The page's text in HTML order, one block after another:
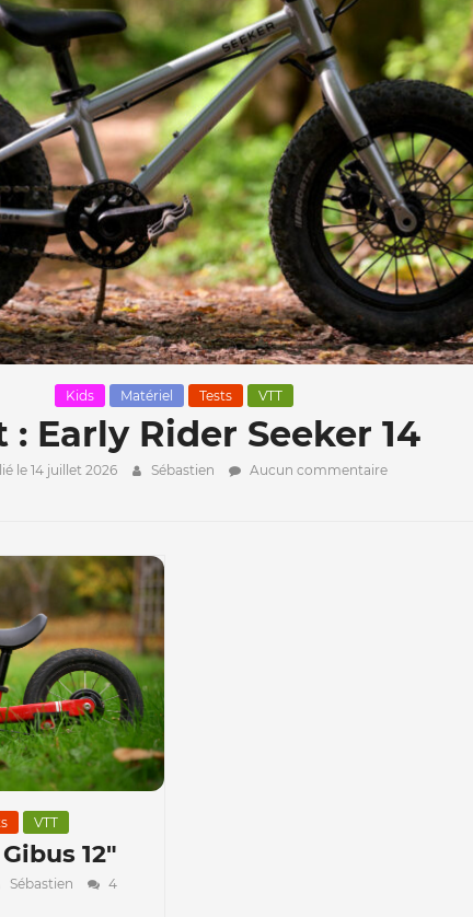
Kids Matériel Tests VTT
: Early Rider Seeker 14
le 14 juillet 2026 Sébastien Aucun commentaire
VTT
12″
Sébastien
4